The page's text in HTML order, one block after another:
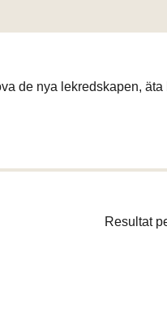
de nya lekredskapen, äta
Resultat